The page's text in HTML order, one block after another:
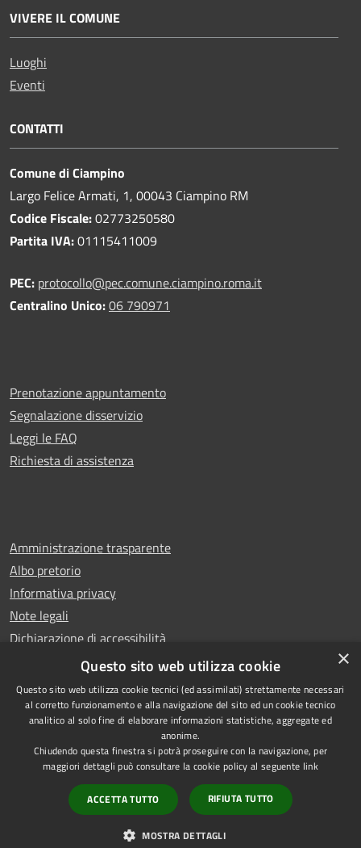
VIVERE IL COMUNE
Luoghi
Eventi
CONTATTI
Comune di Ciampino
Largo Felice Armati, 1, 00043 Ciampino RM
Codice Fiscale:02773250580
Partita IVA:01115411009
PEC: protocollo@pec.comune.ciampino.roma.it
Centralino Unico:06 790971
Prenotazione appuntamento
Segnalazione disservizio
Leggi le FAQ
Richiesta di assistenza
Amministrazione trasparente
Albo pretorio
Informativa privacy
Note legali
Dichiarazione di accessibilità
Whistleblowing
Accessibilità
di Ciampino
Powered byMunicipium
• Accesso redazione
×
Questo sito web utilizza cookie
Questo sito web utilizza cookie tecnici (ed assimilati) strettamente necessari
al corretto funzionamento e alla navigazione del sito ed un cookie tecnico
analitico al solo fine di elaborare informazioni statistiche, aggregate ed
anonime.
Chiudendo questa finestra si potrà proseguire con la navigazione, per
maggiori dettagli può consultare la cookie policy al seguente link
ACCETTA TUTTO RIFIUTA TUTTO
MOSTRA DETTAGLI